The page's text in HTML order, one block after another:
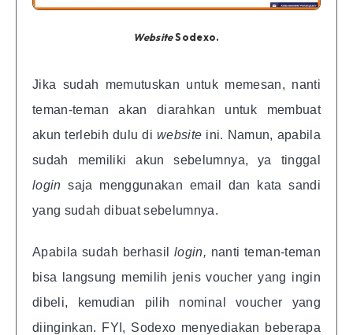
WebsiteSodexo.
Jika sudah memutuskan untuk memesan, nanti
teman-teman akan diarahkan untuk membuat
akun terlebih dulu di website ini. Namun, apabila
sudah memiliki akun sebelumnya, ya tinggal
loginsaja menggunakan email dan kata sandi
yang sudah dibuat sebelumnya.
Apabila sudah berhasil login, nanti teman-teman
bisa langsung memilih jenis voucher yang ingin
dibeli, kemudian pilih nominal voucher yang
diinginkan. FYI, Sodexo menyediakan beberapa